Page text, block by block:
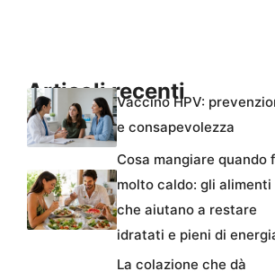
Articoli recenti
Vaccino HPV:
e consapevolezza
Cosa mangiare quando
molto caldo: gli alimenti
che aiutano a restare
idratati e pieni di
La colazione che dà